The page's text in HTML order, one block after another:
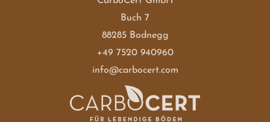
Buch 7
88285 Bodnegg
+49 7520 940960
info@carbocert.com